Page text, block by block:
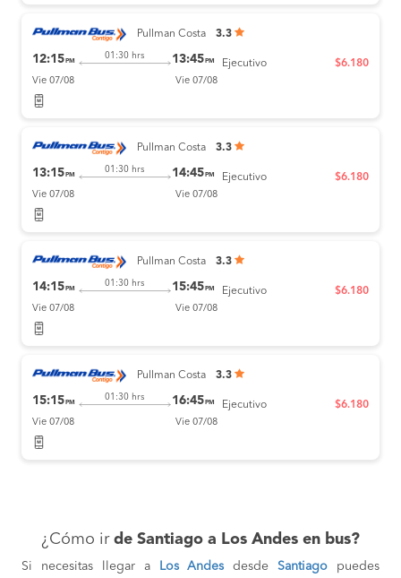
Pullman Costa 3.3
12:15 PM
01:30 hrs 13:45 PM
Vie 07/08 Vie 07/08
Ejecutivo $6.180
Pullman Costa 3.3
13:15 PM
01:30 hrs 14:45 PM
Vie 07/08 Vie 07/08
Ejecutivo $6.180
Pullman Costa 3.3
14:15 PM
01:30 hrs 15:45 PM
Vie 07/08 Vie 07/08
Ejecutivo $6.180
Pullman Costa 3.3
15:15 PM
01:30 hrs 16:45 PM
Vie 07/08 Vie 07/08
Ejecutivo $6.180
¿Cómo ir de Santiago a Los Andes en bus?
Si necesitas llegar a Los Andes desdeSantiago
puedes